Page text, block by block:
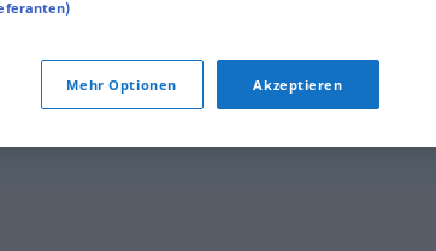
Mehr Optionen Akzeptieren